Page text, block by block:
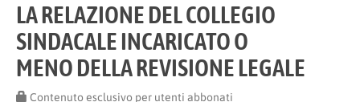
LA RELAZIONE DEL COLLEGIO
SINDACALE INCARICATO O
MENO DELLA REVISIONE LEGALE
Contenuto esclusivo per utenti abbonati